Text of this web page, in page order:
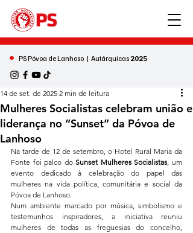
• PS Póvoa de Lanhoso | Autárquicas 2025
Mulheres Socialistas celebram união e
liderança no “Sunset” da Póvoa de
Lanhoso
14 de set. de 2025 2 min de leitura
Na tarde de 12 de setembro, o Hotel Rural Maria da
Fonte foi palco do Sunset Mulheres Socialistas, um
evento dedicado à celebração do papel das
mulheres na vida política, comunitária e social da
Póvoa de Lanhoso.
Num ambiente marcado por música, simbolismo e
testemunhos inspiradores, a iniciativa reuniu
mulheres de todas as freguesias do concelho,